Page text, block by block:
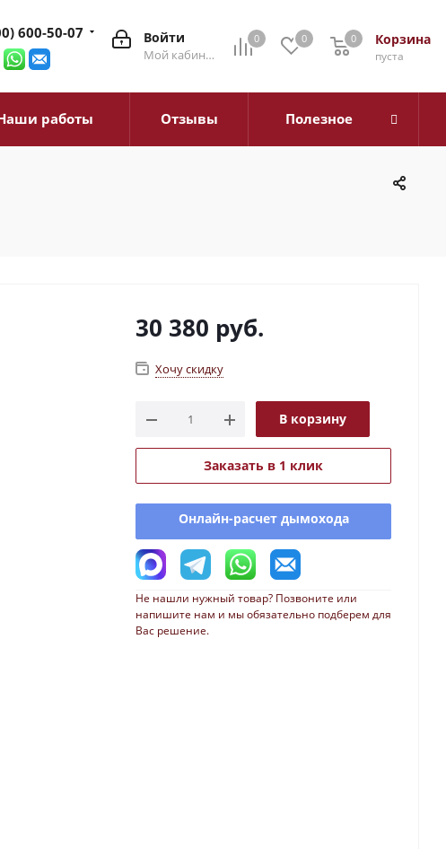
0 0 Корзина
0
пуста
0
Войти
Мой кабинет
600-50-07
работы Отзывы Полезное
30 380 руб.
Хочу скидку
В корзину
Заказать в 1 клик
Онлайн-расчет дымохода
Не нашли нужный товар? Позвоните или
напишите нам и мы обязательно подберем для
Вас решение.